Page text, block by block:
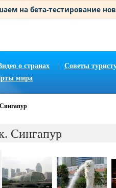
на бета-тестирование
о странах
Советы
мира
Сингапур